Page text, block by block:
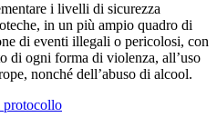
i livelli di sicurezza
in un più ampio quadro di
di eventi illegali o pericolosi, con
di ogni forma di violenza, all’uso
nonché dell’abuso di alcool.
protocollo